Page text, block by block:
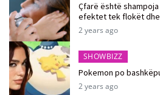
Çfarë është
efektet tek flokët
2 years ago
SHOWBIZZ
Pokemon po
2 years ago